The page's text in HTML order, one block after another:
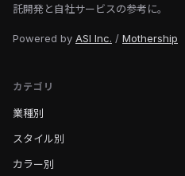
託開発と自社サービスの参考に。
Powered by ASI Inc. / Mothership
カテゴリ
業種別
スタイル別
カラー別